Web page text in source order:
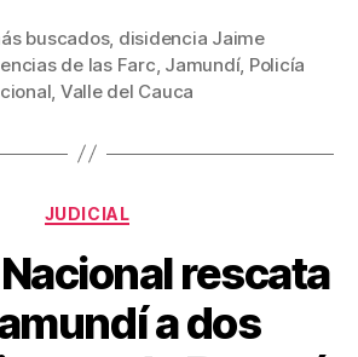
er
e
m
p
tir
buscados, disidencia Jaime
de las Farc, Jamundí, Policía
, Valle del Cauca
Categorías
JUDICIAL
rescata
a dos